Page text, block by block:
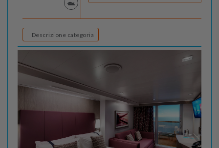
Descrizione categoria